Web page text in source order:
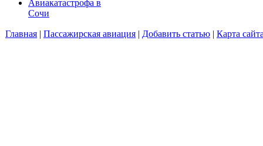
Авиакатастрофа в
Сочи
Главная | Пассажирская авиация | Добавить статью | Карта